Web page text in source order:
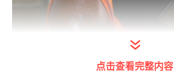
点击查看完整内容